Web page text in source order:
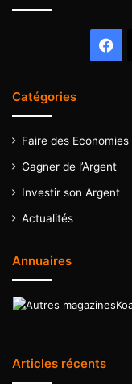
Catégories
Faire des Economies
Gagner de l’Argent
Investir son Argent
Actualités
Annuaires
Articles récents